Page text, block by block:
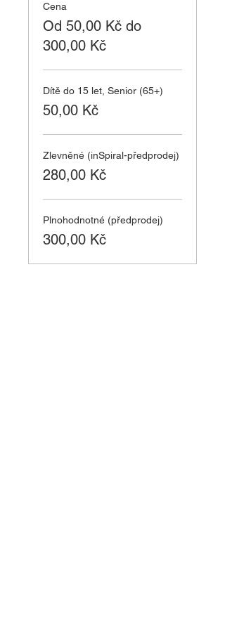
Cena
Od 50,00 Kč do
300,00 Kč
Dítě do 15 let, Senior (65+)
50,00 Kč
Zlevněné (inSpiral-předprodej)
280,00 Kč
Plnohodnotné (předprodej)
300,00 Kč